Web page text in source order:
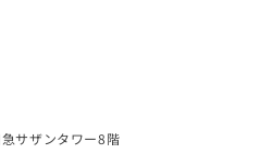
サザンタワー8階